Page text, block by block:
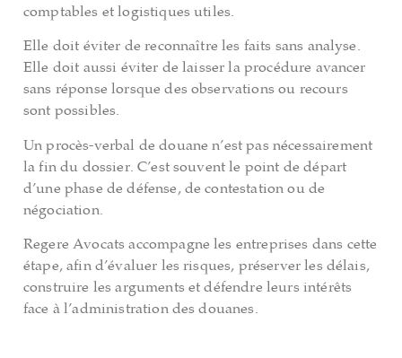
comptables et logistiques utiles.
Elle doit éviter de reconnaître les faits sans analyse.
Elle doit aussi éviter de laisser la procédure avancer
sans réponse lorsque des observations ou recours
sont possibles.
Un procès-verbal de douane n’est pas nécessairement
la fin du dossier. C’est souvent le point de départ
d’une phase de défense, de contestation ou de
négociation.
Regere Avocats accompagne les entreprises dans cette
étape, afin d’évaluer les risques, préserver les délais,
construire les arguments et défendre leurs intérêts
face à l’administration des douanes.